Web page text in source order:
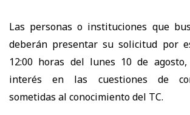
Las personas o instituciones que
deberán presentar su solicitud por
12:00 horas del lunes 10 de
interés en las cuestiones de
sometidas al conocimiento del TC.